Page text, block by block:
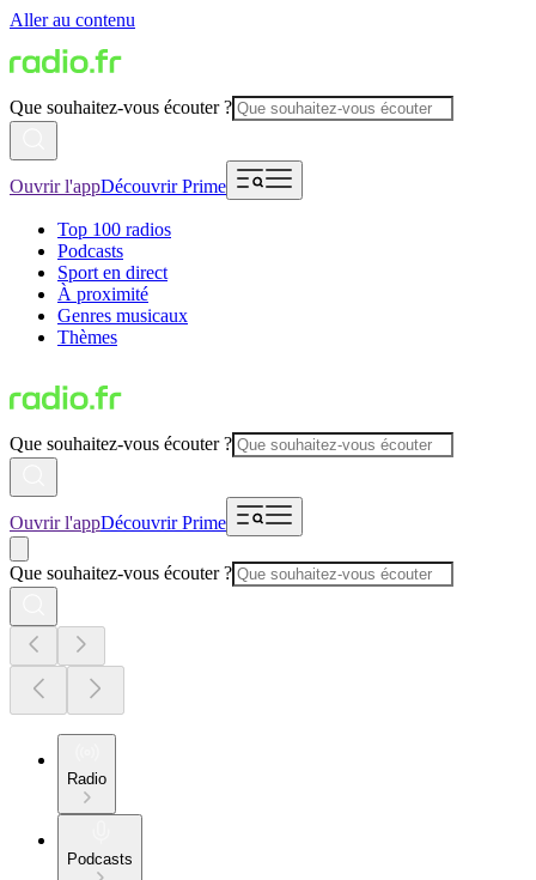
Aller au contenu
Que souhaitez-vous écouter ?
Ouvrir l'appDécouvrir Prime
Top 100 radios
Podcasts
Sport en direct
À proximité
Genres musicaux
Thèmes
Que souhaitez-vous écouter ?
Ouvrir l'appDécouvrir Prime
Que souhaitez-vous écouter ?
Radio
Podcasts